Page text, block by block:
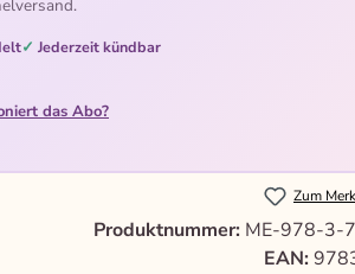
Jederzeit kündbar
das Abo?
Zum
Produktnummer: ME-978-3-
EAN: